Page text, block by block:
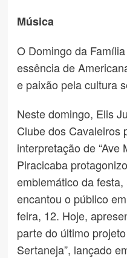
Música
O Domingo da
essência de
e paixão pela cultura
Neste domingo, Elis
Clube dos Cavaleiros
interpretação de “Ave
Piracicaba
emblemático da
encantou o público
feira, 12. Hoje,
parte do último
Sertaneja”, lançado